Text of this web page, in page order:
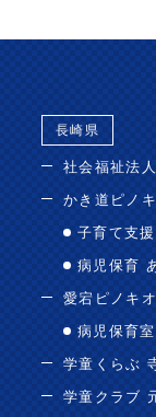
長崎県
社会福祉法
かき道ピノ
子育て支
病児保育
愛宕ピノキ
病児保育
学童くらぶ
学童クラブ